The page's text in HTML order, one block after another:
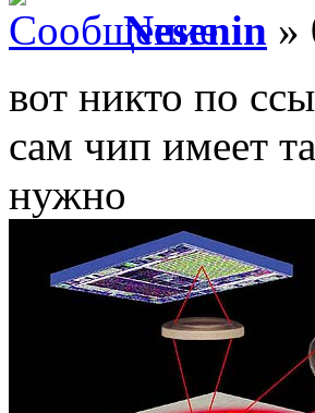
Nesenin »
вот никто по
сам чип имеет
нужно